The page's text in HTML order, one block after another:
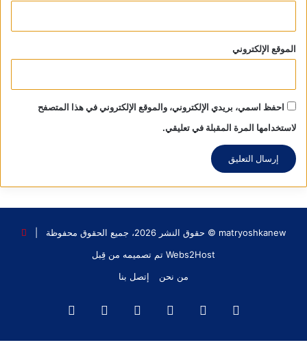
الموقع الإلكتروني
احفظ اسمي، بريدي الإلكتروني، والموقع الإلكتروني في هذا المتصفح
لاستخدامها المرة المقبلة في تعليقي.
matryoshkanew © حقوق النشر 2026، جميع الحقوق محفوظة |
Webs2Host تم تصميمه من قِبل
من نحن
إتصل بنا
فيسبوك يوتيوب انستقرام‫TikTok